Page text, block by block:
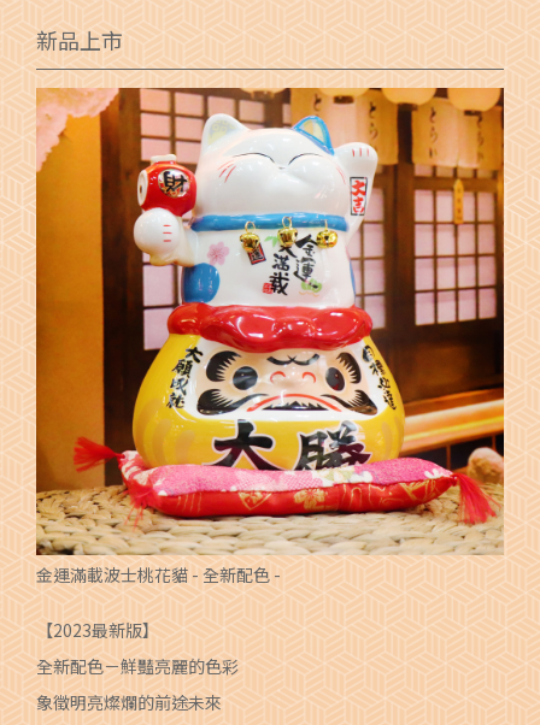
新品上市
金運滿載波士桃花貓 - 全新配色 -
【2023最新版】
全新配色－鮮豔亮麗的色彩
象徵明亮燦爛的前途未來